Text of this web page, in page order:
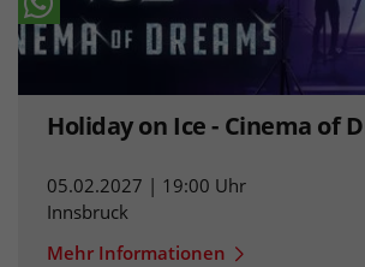
Holiday on Ice - Cinema of
05.02.2027 | 19:00 Uhr
Innsbruck
Mehr Informationen